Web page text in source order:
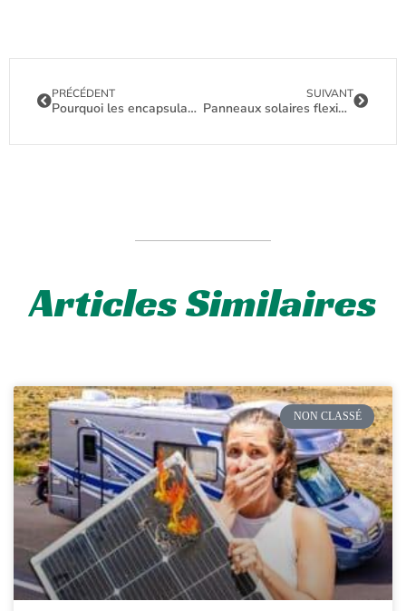
PRÉCÉDENT
Pourquoi les encapsulants EPE prolongent la durée de vie et améliorent le fonctionnement de vos panneaux solaires
SUIVANT
Panneaux solaires flexibles et rigides : avantages, inconvénients et cas d'utilisation en 2025
Articles Similaires
NON CLASSÉ